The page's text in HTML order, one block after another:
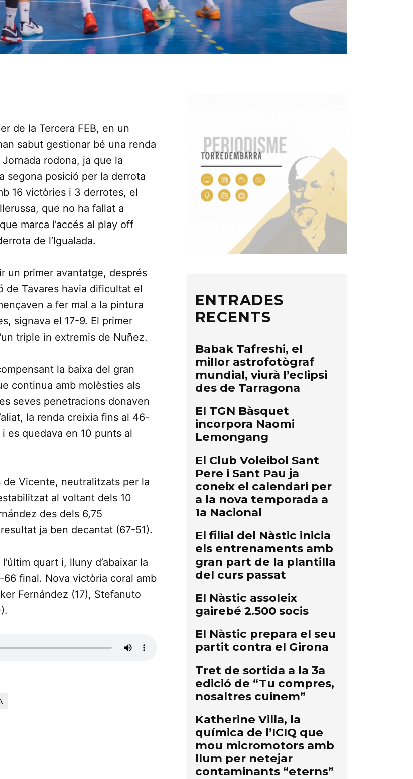
de la Tercera FEB, en un
sabut gestionar bé una renda
rodona, ja que la
segona posició per la derrota
16 victòries i 3 derrotes, el
que no ha fallat a
marca l’accés al play off
de l’Igualada.
un primer avantatge, després
de Tavares havia dificultat el
a fer mal a la pintura
signava el 17-9. El primer
triple in extremis de Nuñez.
la baixa del gran
continua amb molèsties als
seves penetracions donaven
la renda creixia fins al 46-
i es quedava en 10 punts al
Vicente, neutralitzats per la
al voltant dels 10
des dels 6,75
ja ben decantat (67-51).
quart i, lluny d’abaixar la
final. Nova victòria coral amb
Fernández (17), Stefanuto
ENTRADES
RECENTS
Babak Tafreshi, el
millor astrofotògraf
mundial, viurà l’eclipsi
des de Tarragona
El TGN Bàsquet
incorpora Naomi
Lemongang
El Club Voleibol Sant
Pere i Sant Pau ja
coneix el calendari per
a la nova temporada a
1a Nacional
El filial del Nàstic inicia
els entrenaments amb
gran part de la plantilla
del curs passat
El Nàstic assoleix
gairebé 2.500 socis
El Nàstic prepara el seu
partit contra el Girona
Tret de sortida a la 3a
edició de “Tu compres,
nosaltres cuinem”
Katherine Villa, la
química de l’ICIQ que
mou micromotors amb
llum per netejar
contaminants “eterns”